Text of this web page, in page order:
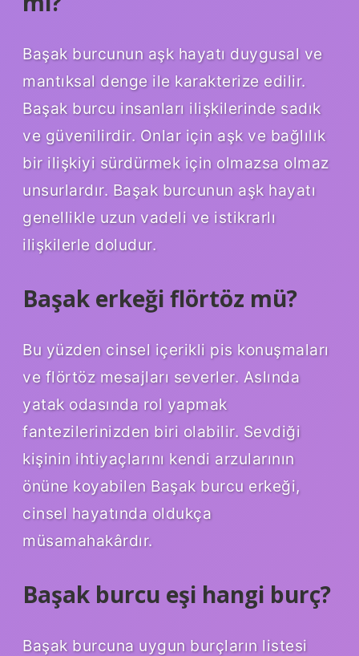
Başak burcunun aşk hayatı duygusal ve
mantıksal denge ile karakterize edilir.
Başak burcu insanları ilişkilerinde sadık
ve güvenilirdir. Onlar için aşk ve bağlılık
bir ilişkiyi sürdürmek için olmazsa olmaz
unsurlardır. Başak burcunun aşk hayatı
genellikle uzun vadeli ve istikrarlı
ilişkilerle doludur.
Başak erkeği flörtöz mü?
Bu yüzden cinsel içerikli pis konuşmaları
ve flörtöz mesajları severler. Aslında
yatak odasında rol yapmak
fantezilerinizden biri olabilir. Sevdiği
kişinin ihtiyaçlarını kendi arzularının
önüne koyabilen Başak burcu erkeği,
cinsel hayatında oldukça
müsamahakârdır.
Başak burcu eşi hangi burç?
Başak burcuna uygun burçların listesi